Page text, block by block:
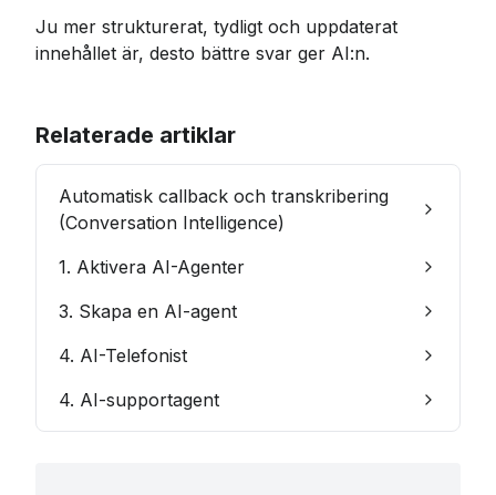
Ju mer strukturerat, tydligt och uppdaterat
innehållet är, desto bättre svar ger AI:n.
Relaterade artiklar
Automatisk callback och transkribering
(Conversation Intelligence)
1. Aktivera AI-Agenter
3. Skapa en AI-agent
4. AI-Telefonist
4. AI-supportagent